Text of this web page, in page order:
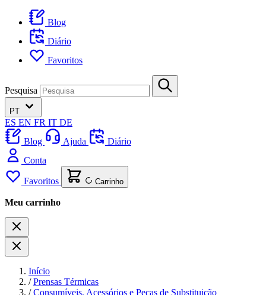
Blog
Diário
Favoritos
Pesquisa
PT
ES EN FR IT DE
Blog
Ajuda
Diário
Conta
Favoritos Carrinho
Meu carrinho
Início
/ Prensas Térmicas
/ Consumíveis, Acessórios e Peças de Substituição